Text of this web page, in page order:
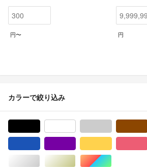
円〜 円
カラーで絞り込み
シルバー/銀色系ゴールド/金色系マルチカラー